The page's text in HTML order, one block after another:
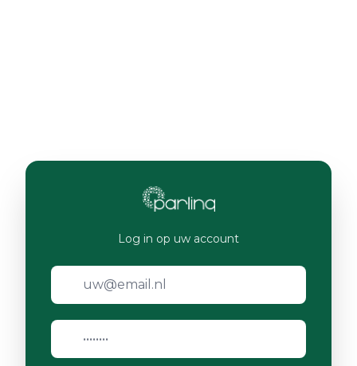
Log in op uw account